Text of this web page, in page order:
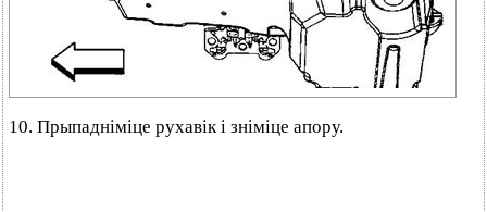
10. Прыпадніміце рухавік і зніміце апору.